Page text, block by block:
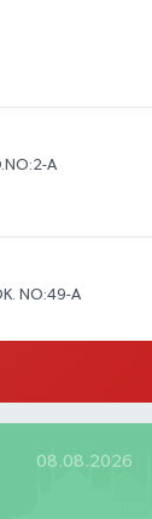
A
NO:49-A
08.08.2026